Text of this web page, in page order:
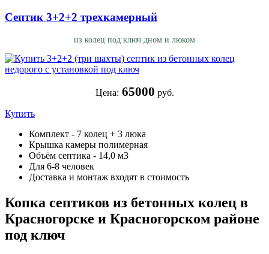
Септик 3+2+2 трехкамерный
из колец под ключ дном и люком
Цена: 65000 руб.
Купить
Комплект - 7 колец + 3 люка
Крышка камеры полимерная
Объём септика - 14,0 м3
Для 6-8 человек
Доставка и монтаж входят в стоимость
Копка септиков из бетонных колец в
Красногорске и Красногорском районе
под ключ